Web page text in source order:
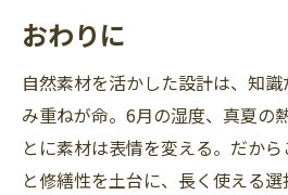
おわりに
自然素材を活かした設計は、知
み重ねが命。6月の湿度、真夏
とに素材は表情を変える。だか
と修繕性を土台に、長く使える